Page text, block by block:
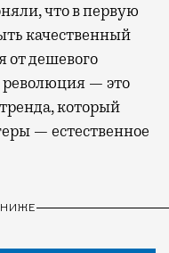
что в первую
качественный
от дешевого
революция — это
который
— естественное
НИЖЕ